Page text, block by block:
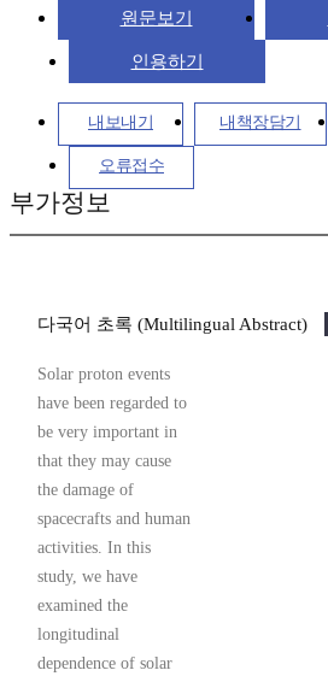
원문보기
인용하기
내보내기 내책장담기
오류접수
부가정보
다국어 초록 (Multilingual Abstract)
Solar proton events
have been regarded to
be very important in
that they may cause
the damage of
spacecrafts and human
activities. In this
study, we have
examined the
longitudinal
dependence of solar